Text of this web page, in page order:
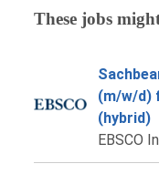
These jobs
(m/w/d)
(hybrid)
EBSCO